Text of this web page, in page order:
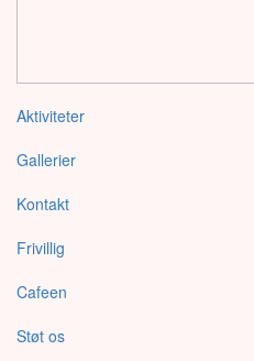
Aktiviteter
Gallerier
Kontakt
Frivillig
Cafeen
Støt os